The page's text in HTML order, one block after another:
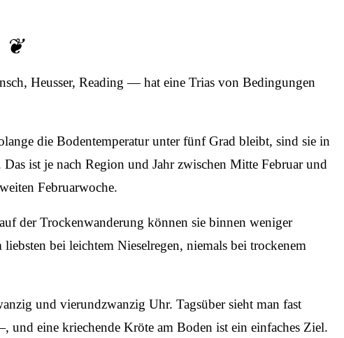
Heusser, Reading — hat eine Trias von Bedingungen
die Bodentemperatur unter fünf Grad bleibt, sind sie in
ist je nach Region und Jahr zwischen Mitte Februar und
Februarwoche.
der Trockenwanderung können sie binnen weniger
bei leichtem Nieselregen, niemals bei trockenem
und vierundzwanzig Uhr. Tagsüber sieht man fast
eine kriechende Kröte am Boden ist ein einfaches Ziel.